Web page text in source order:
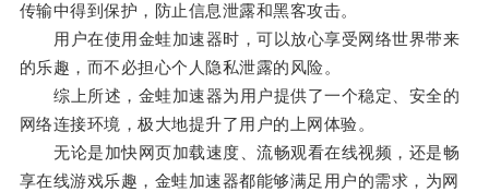
传输中得到保护，防止信息泄露和黑客攻击。
用户在使用金蛙加速器时，可以放心享受网络世界带来
的乐趣，而不必担心个人隐私泄露的风险。
综上所述，金蛙加速器为用户提供了一个稳定、安全的
网络连接环境，极大地提升了用户的上网体验。
无论是加快网页加载速度、流畅观看在线视频，还是畅
享在线游戏乐趣，金蛙加速器都能够满足用户的需求，为网